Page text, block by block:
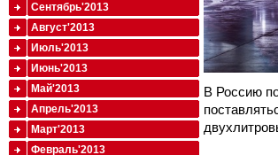
В Россию
Сентябрь'2013
Август'2013
Июль'2013
Июнь'2013
Май'2013
Апрель'2013
Март'2013
Февраль'2013